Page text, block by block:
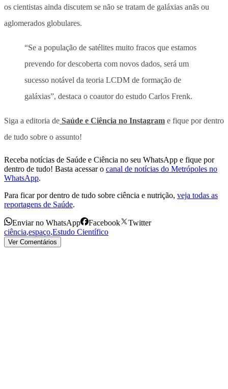
os cientistas ainda discutem se não se tratam de galáxias anãs ou
aglomerados globulares.
“Se a população de satélites muito fracos que estamos
prevendo for descoberta com novos dados, será um
sucesso notável da teoria LCDM de formação de
galáxias”, destaca o coautor do estudo Carlos Frenk.
Siga a editoria de Saúde e Ciência no Instagram e fique por dentro
de tudo sobre o assunto!
Receba notícias de Saúde e Ciência no seu WhatsApp e fique por
dentro de tudo! Basta acessar o canal de notícias do Metrópoles no
WhatsApp.
Para ficar por dentro de tudo sobre ciência e nutrição, veja todas as
reportagens de Saúde.
Enviar no WhatsApp Facebook
Twitter
ciência,espaço,Estudo Científico
Ver Comentários